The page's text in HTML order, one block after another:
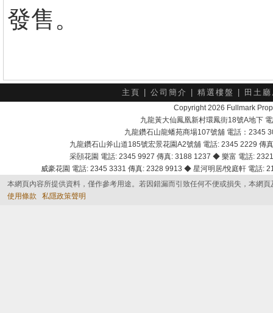
發售。
主頁 公司簡介 精選樓盤 田土
Copyright 2026 Fullmark
九龍黃大仙鳳凰新村環鳳街18號A地下
九龍鑽石山龍蟠苑商場107號舖 電話：2345
九龍鑽石山斧山道185號宏景花園A2號舖 電話: 2345 2229
采頣花園 電話: 2345 9927 傳真: 3188 1237 ◆ 樂富 電話:
威豪花園 電話: 2345 3331 傳真: 2328 9913 ◆ 星河明居/悅庭軒 電話
本網頁內容所提供資料，僅作參考用途。若因錯漏而引致任何不便或損失，本網
使用條款
私隱政策聲明